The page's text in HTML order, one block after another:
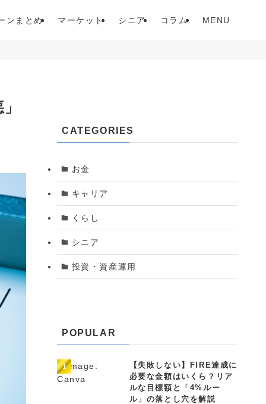
ンまとめ マーケット シニア コラム MENU
CATEGORIES
お金
キャリア
くらし
シニア
投資・資産運用
POPULAR
【失敗しない】FIRE達成に
必要な金額はいくら？リア
ルな目標額と「4%ルー
ル」の落とし穴を解説